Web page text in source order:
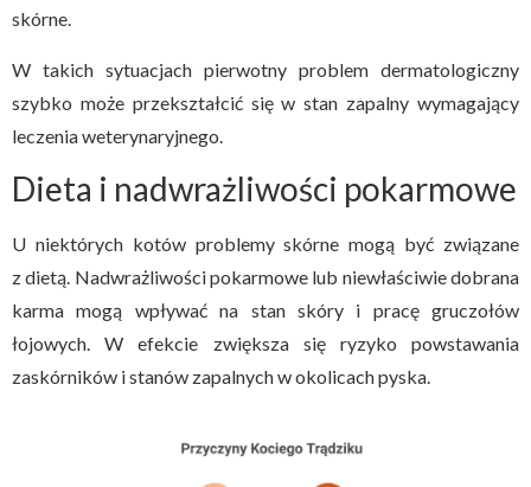
skórne.
W takich sytuacjach pierwotny problem dermatologiczny
szybko może przekształcić się w stan zapalny wymagający
leczenia weterynaryjnego.
Dieta i nadwrażliwości pokarmowe
U niektórych kotów problemy skórne mogą być związane
z dietą. Nadwrażliwości pokarmowe lub niewłaściwie dobrana
karma mogą wpływać na stan skóry i pracę gruczołów
łojowych. W efekcie zwiększa się ryzyko powstawania
zaskórników i stanów zapalnych w okolicach pyska.